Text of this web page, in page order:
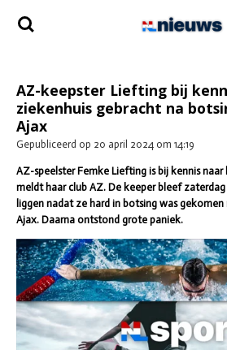
Ga
direct
AZ-keepster Liefting bij
ziekenhuis gebracht na
Ajax
Gepubliceerd op 20 april 2024 om 14:19
AZ-speelster Femke Liefting is bij kennis
meldt haar club AZ. De keeper bleef
liggen nadat ze hard in botsing was
Ajax. Daarna ontstond grote paniek.